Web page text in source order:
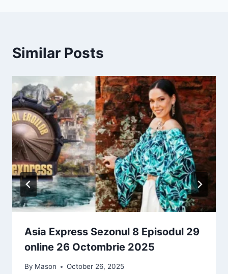
Similar Posts
Asia Express Sezonul 8 Episodul 29
online 26 Octombrie 2025
By Mason October 26, 2025